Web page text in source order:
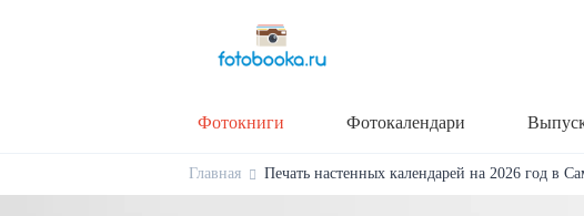
Фотокниги Фотокалендари
Главная Печать настенных календарей на 2026 год в